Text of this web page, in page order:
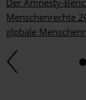
Der Amnesty-
Menschenrechte
globale